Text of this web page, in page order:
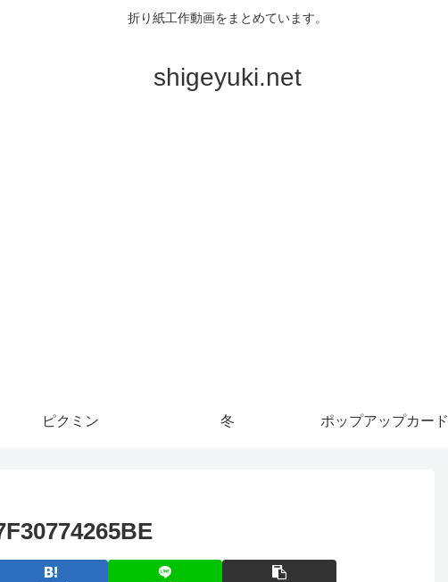
折り紙工作動画をまとめています。
shigeyuki.net
ピクミン 冬 ポップアップカード